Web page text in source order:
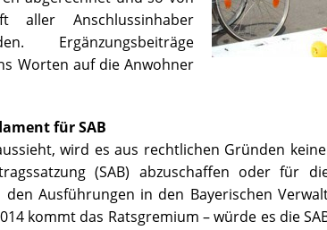
aller Anschlussinhaber
Ergänzungsbeiträge
Worten auf die Anwohner
für SAB
wird es aus rechtlichen Gründen
(SAB) abzuschaffen oder für
den Ausführungen in den Bayerischen
kommt das Ratsgremium – würde es die